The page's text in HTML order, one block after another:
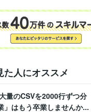
イティブツール
プレッドシート:4年 Asana:1年
た人にオススメ
量のCSVを2000行ずつ分
」はもう卒業しませんか...